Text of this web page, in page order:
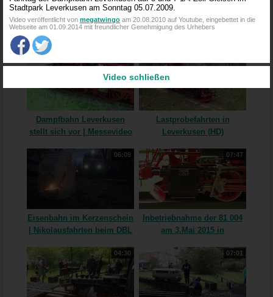
Adventsfahrtage der
Dampfbahn Leverkusen in
den Jahren 2016 bis 2018
Winterdampf im
Leverkusener Stadtpark
Dampfbahn Leverkusen
stellt sich vor | Messevideo
Lastprobefahrten in
Leverkusen (HD)
06:09
Eisenbahn im Kerzenschein
| Nikolausfahrten beim DBL
07:47
Inbetriebnahme der 81 004
am 3.Mai 2015 in
04:30 07:01
Stadtpark Leverkusen am Sonntag 05.07.2009.
Video veröffentlicht von megatwingo am 20.08.2010 auf Youtube, eingebettet in die
Webseite am 01.09.2014 mit freundlicher Genehmigung des Urhebers
Video schließen